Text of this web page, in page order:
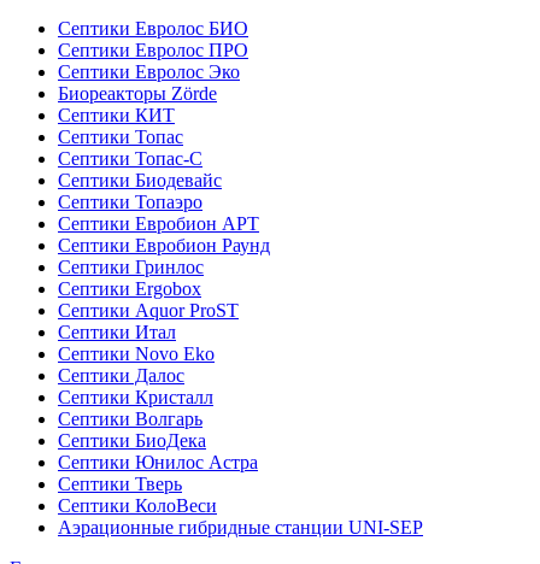
Септики Евролос БИО
Септики Евролос ПРО
Септики Евролос Эко
Биореакторы Zörde
Септики КИТ
Септики Топас
Септики Топас-С
Септики Биодевайс
Септики Топаэро
Септики Евробион АРТ
Септики Евробион Раунд
Септики Гринлос
Септики Ergobox
Септики Aquor ProST
Септики Итал
Септики Novo Eko
Септики Далос
Септики Кристалл
Септики Волгарь
Септики БиоДека
Септики Юнилос Астра
Септики Тверь
Септики КолоВеси
Аэрационные гибридные станции UNI-SEP